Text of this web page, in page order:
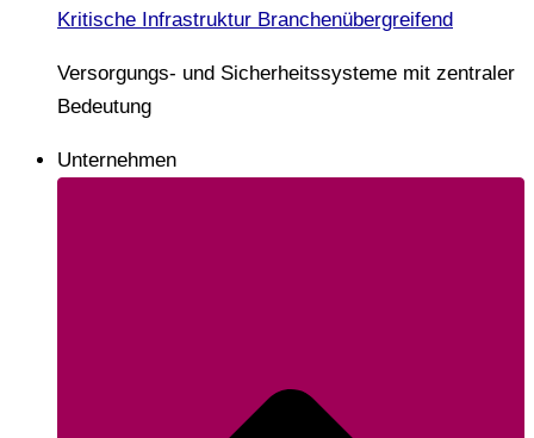
Kritische Infrastruktur Branchenübergreifend
Versorgungs- und Sicherheitssysteme mit zentraler
Bedeutung
Unternehmen